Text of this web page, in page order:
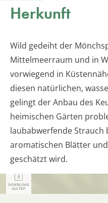
Herkunft
Wild gedeiht der
Mittelmeerraum und in
vorwiegend in
diesen natürlichen,
gelingt der Anbau des
heimischen Gärten
laubabwerfende Strauch
aromatischen Blätter
geschätzt wird.